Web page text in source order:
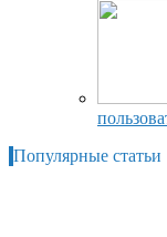
Популярные статьи